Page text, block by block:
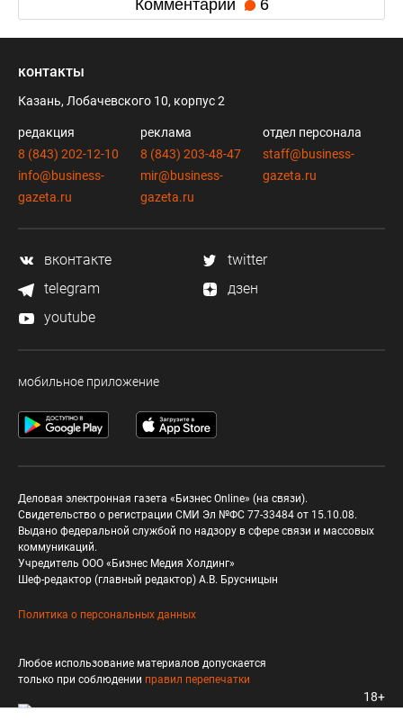
Комментарии 6
контакты
Казань, Лобачевского 10, корпус 2
редакция
8 (843) 202-12-10
info@business-
gazeta.ru
реклама
8 (843) 203-48-47
mir@business-
gazeta.ru
отдел персонала
staff@business-
gazeta.ru
вконтакте
twitter
telegram
дзен
youtube
мобильное приложение
Деловая электронная газета «Бизнес Online» (на связи).
Свидетельство о регистрации СМИ Эл №ФС 77-33484 от 15.10.08.
Выдано федеральной службой по надзору в сфере связи и массовых
коммуникаций.
Учредитель ООО «Бизнес Медия Холдинг»
Шеф-редактор (главный редактор) А.В. Брусницын
Политика о персональных данных
Любое использование материалов допускается
только при соблюдении правил перепечатки
18+